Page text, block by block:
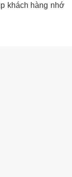
khách hàng nhớ